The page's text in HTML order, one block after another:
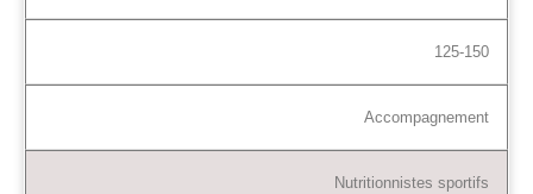
125-150
Accompagnement
Nutritionnistes sportifs